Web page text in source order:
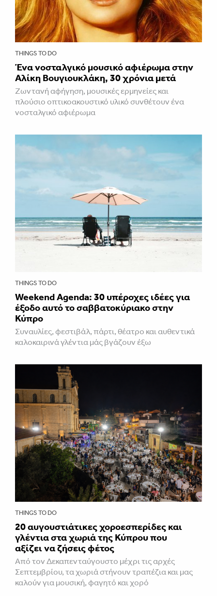
THINGS TO DO
Ένα νοσταλγικό μουσικό αφιέρωμα στην
Αλίκη Βουγιουκλάκη, 30 χρόνια μετά
Ζωντανή αφήγηση, μουσικές ερμηνείες και
πλούσιο οπτικοακουστικό υλικό συνθέτουν ένα
νοσταλγικό αφιέρωμα
THINGS TO DO
Weekend Agenda: 30 υπέροχες ιδέες για
έξοδο αυτό το σαββατοκύριακο στην
Κύπρο
Συναυλίες, φεστιβάλ, πάρτι, θέατρο και αυθεντικά
καλοκαιρινά γλέντια μάς βγάζουν έξω
THINGS TO DO
20 αυγουστιάτικες χοροεσπερίδες και
γλέντια στα χωριά της Κύπρου που
αξίζει να ζήσεις φέτος
Από τον Δεκαπενταύγουστο μέχρι τις αρχές
Σεπτεμβρίου, τα χωριά στήνουν τραπέζια και μας
καλούν για μουσική, φαγητό και χορό